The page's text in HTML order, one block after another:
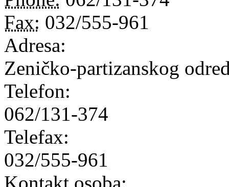
Fax: 032/555-961
Adresa:
Zeničko-partizanskog
Telefon:
062/131-374
Telefax:
032/555-961
Kontakt osoba: